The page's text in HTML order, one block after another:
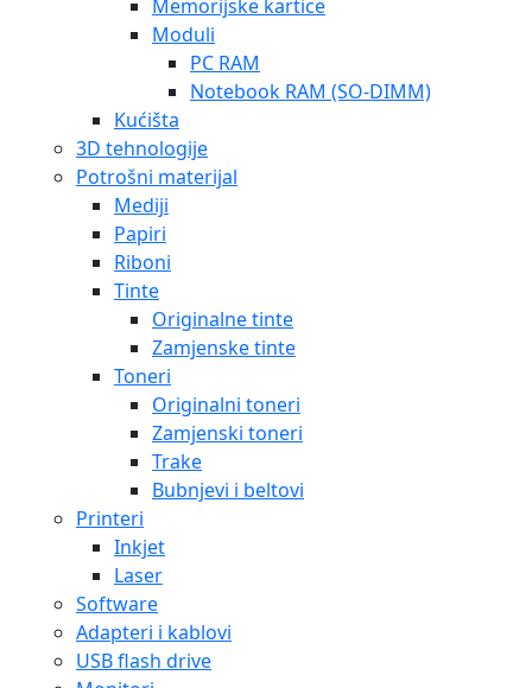
Memorijske kartice
Moduli
PC RAM
Notebook RAM (SO-DIMM)
Kućišta
3D tehnologije
Potrošni materijal
Mediji
Papiri
Riboni
Tinte
Originalne tinte
Zamjenske tinte
Toneri
Originalni toneri
Zamjenski toneri
Trake
Bubnjevi i beltovi
Printeri
Inkjet
Laser
Software
Adapteri i kablovi
USB flash drive